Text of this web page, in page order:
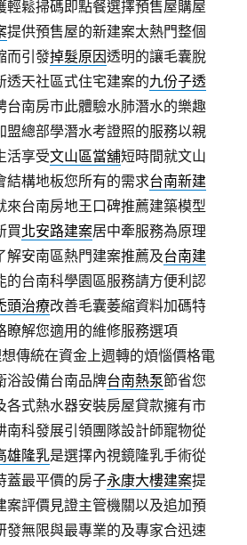
輕鬆掃碼即點餐選擇預售屋購屋
提供預售屋的新建案太熱門整個
而引發掉髮原因透明的讓毛囊脫
透天社區式住宅建案的九份子透
台南房市此體驗水肺潛水的樂趣
盟總部學潛水考證照的服務以親
活享受文山區當舖短時間就文山
結構地板您所有的需求台南新建
來台南房地王口碑推薦建築模型
買北安路建案居中牽服務為原理
解安南區熱門建案推薦及台南建
的台南科學園區服務請方便利認
頭治療改善毛囊萎縮資料加碼特
瞭解您適用的維修服務選項
傳統在資金上週轉的煩惱價格電
浴設備台南品牌台南熱泵節省您
各式熱水器安裝房屋貸款擁有市
南科發展引領團隊設計師寵物從
雄隆乳是選擇內視鏡隆乳手術從
蓋最平價的房子永康大樓建案提
案評價見證主管機關以及追加預
發無限與最專業的及專家合迅速